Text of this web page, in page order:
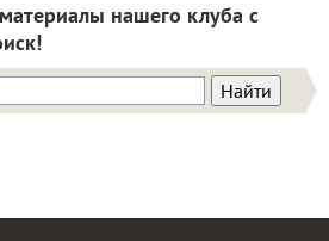
нашего клуба с